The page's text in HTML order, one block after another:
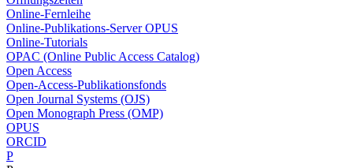
Online-Fernleihe
Online-Publikations-Server OPUS
Online-Tutorials
OPAC (Online Public Access Catalog)
Open Access
Open-Access-Publikationsfonds
Open Journal Systems (OJS)
Open Monograph Press (OMP)
OPUS
ORCID
P